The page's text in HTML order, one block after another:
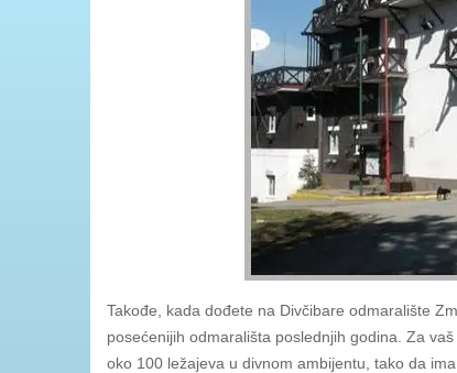
Takođe, kada dođete na Divčibare odmaralište
posećenijih odmarališta poslednjih godina. Za
oko 100 ležajeva u divnom ambijentu, tako da